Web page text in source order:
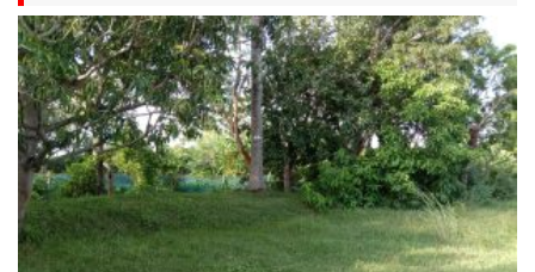
আমিন বাবলু
জাতীয় ঐক্যের ডাক দিলেন প্রধানমন্ত্রী
জাতিসংঘ সাধারণ পরিষদের সভাপতি
হলো বাংলাদেশ